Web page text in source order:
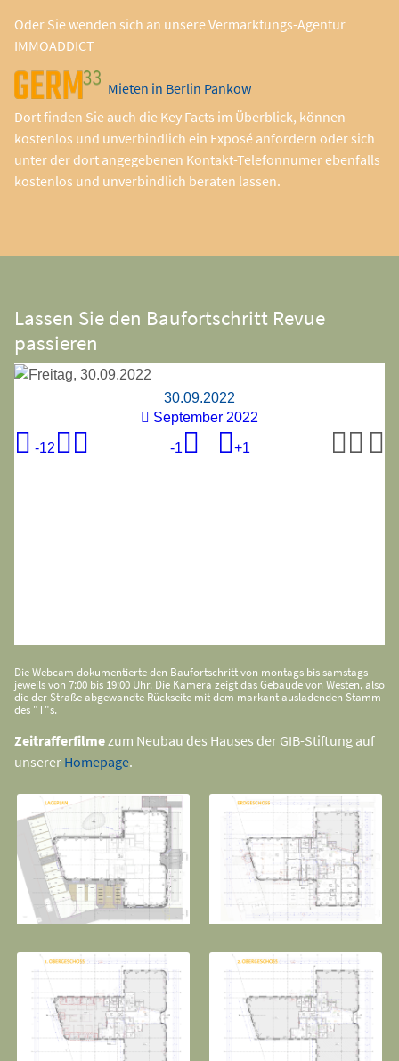
Oder Sie wenden sich an unsere Vermarktungs-Agentur
IMMOADDICT
Mieten in Berlin Pankow
Dort finden Sie auch die Key Facts im Überblick, können
kostenlos und unverbindlich ein Exposé anfordern oder sich
unter der dort angegebenen Kontakt-Telefonnumer ebenfalls
kostenlos und unverbindlich beraten lassen.
Lassen Sie den Baufortschritt Revue
passieren
Die Webcam dokumentierte den Baufortschritt von montags bis samstags
jeweils von 7:00 bis 19:00 Uhr. Die Kamera zeigt das Gebäude von Westen, also
die der Straße abgewandte Rückseite mit dem markant ausladenden Stamm
des "T"s.
Zeitrafferfilme zum Neubau des Hauses der GIB-Stiftung auf
unserer Homepage.